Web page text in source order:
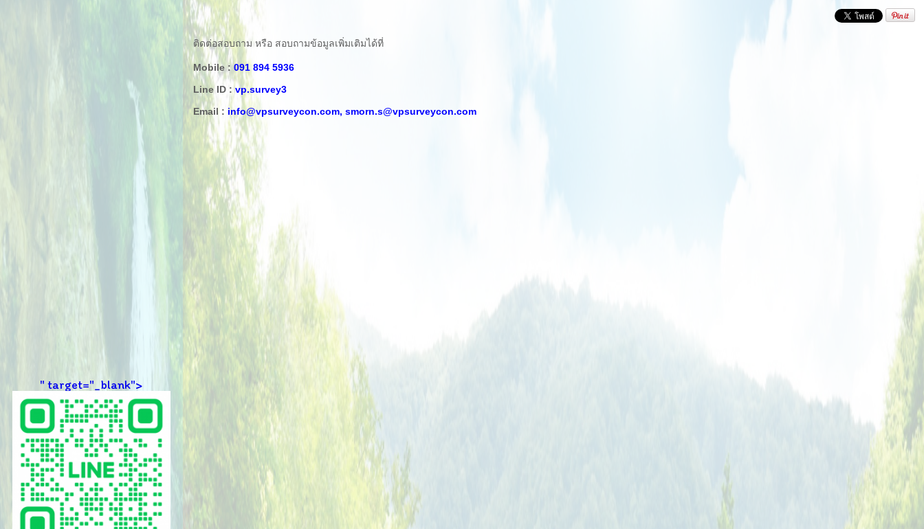
" target="_blank">
ติดต่อสอบถาม หรือ สอบถามข้อมูลเพิ่มเติมได้ที่
Mobile : 091 894 5936
Line ID : vp.survey3
Email : info@vpsurveycon.com, smorn.s@vpsurveycon.com